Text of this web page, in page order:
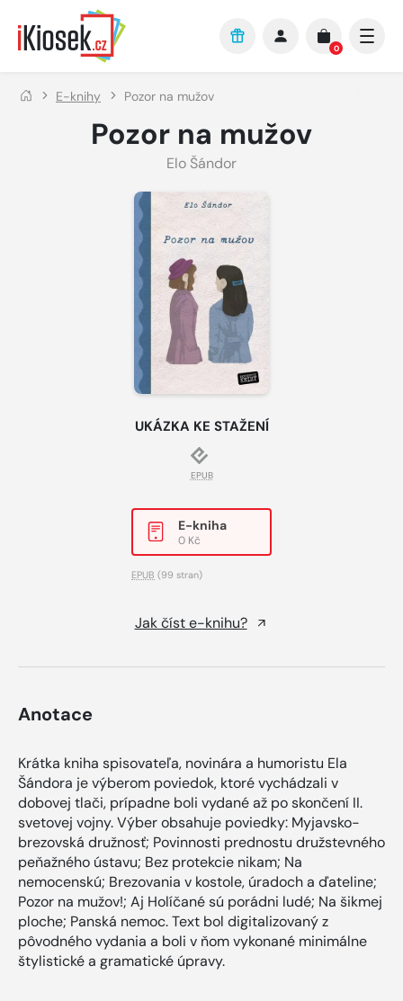
Přejít na hlavní obsah
0
E-knihy Pozor na mužov
Pozor na mužov
Elo Šándor
UKÁZKA KE STAŽENÍ
EPUB
E-kniha
0 Kč
EPUB (99 stran)
Jak číst e-knihu?
Anotace
Krátka kniha spisovateľa, novinára a humoristu Ela
Šándora je výberom poviedok, ktoré vychádzali v
dobovej tlači, prípadne boli vydané až po skončení II.
svetovej vojny. Výber obsahuje poviedky: Myjavsko-
brezovská družnosť; Povinnosti prednostu družstevného
peňažného ústavu; Bez protekcie nikam; Na
nemocenskú; Brezovania v kostole, úradoch a ďateline;
Pozor na mužov!; Aj Holíčané sú porádni ludé; Na šikmej
ploche; Panská nemoc. Text bol digitalizovaný z
pôvodného vydania a boli v ňom vykonané minimálne
štylistické a gramatické úpravy.